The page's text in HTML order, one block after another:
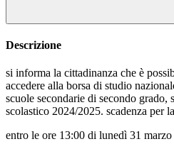
Descrizione
si informa la cittadinanza che è
accedere alla borsa di studio
scuole secondarie di secondo grado,
scolastico 2024/2025. scadenza per
entro le ore 13:00 di lunedì 31